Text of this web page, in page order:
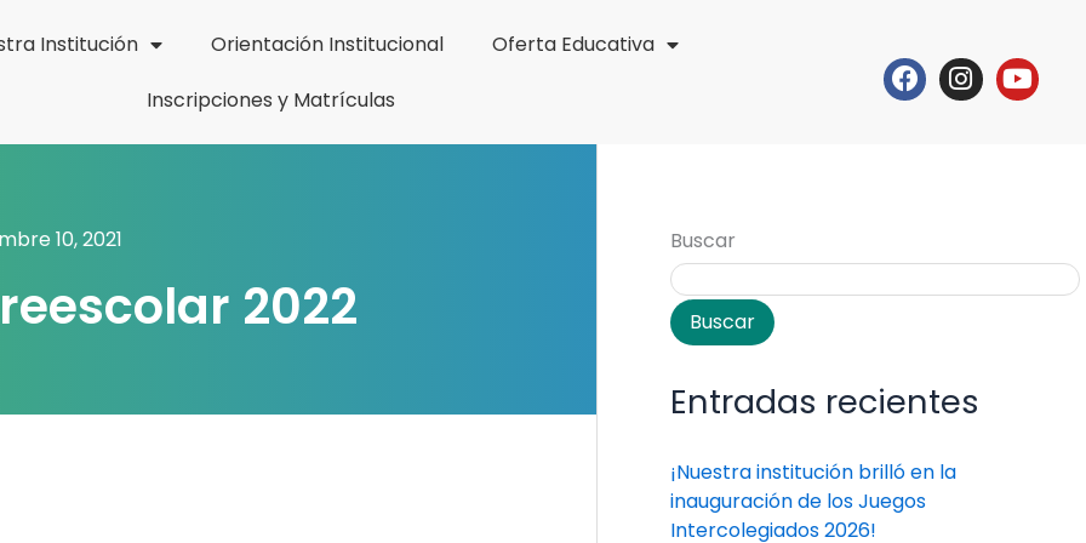
Institución Orientación Institucional
Oferta Educativa
Inscripciones y Matrículas
Facebook
10, 2021
2022
Buscar
Buscar
Entradas recientes
¡Nuestra institución brilló en la
inauguración de los Juegos
Intercolegiados 2026!